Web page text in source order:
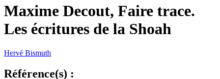
Maxime Decout, Faire trace.
Les écritures de la Shoah
Hervé Bismuth
Référence(s) :